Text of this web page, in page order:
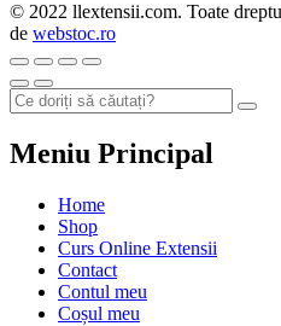
© 2022 llextensii.com. Toate
de webstoc.ro
Meniu Principal
Home
Shop
Curs Online Extensii
Contact
Contul meu
Coșul meu